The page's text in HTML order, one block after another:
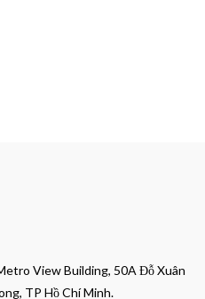
View Building, 50A Đỗ Xuân
TP Hồ Chí Minh.